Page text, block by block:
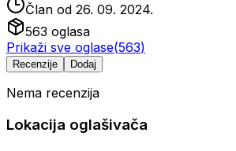
Član od 26. 09. 2024.
563 oglasa
Prikaži sve oglase(563)
Recenzije Dodaj
Nema recenzija
Lokacija oglašivača